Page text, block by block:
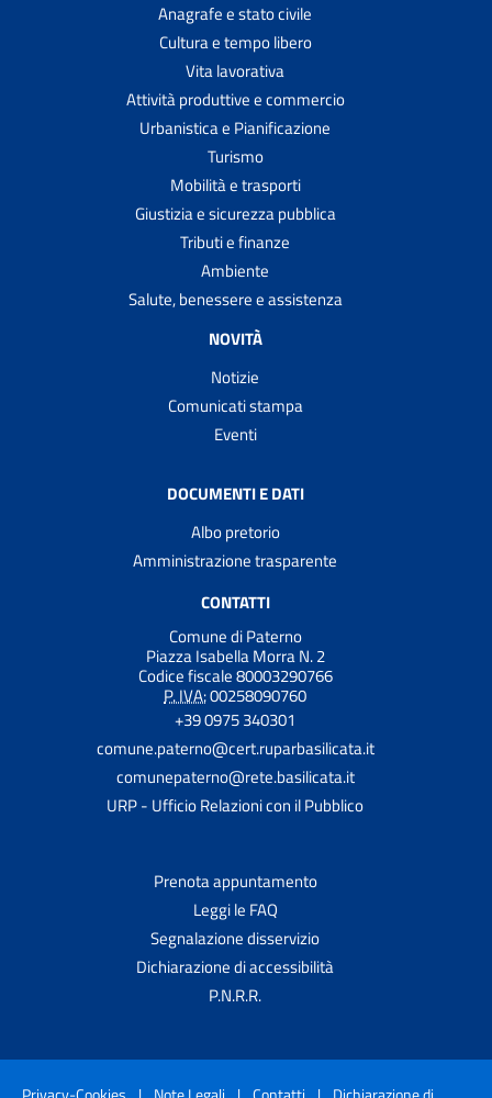
Anagrafe e stato civile
Cultura e tempo libero
Vita lavorativa
Attività produttive e commercio
Urbanistica e Pianificazione
Turismo
Mobilità e trasporti
Giustizia e sicurezza pubblica
Tributi e finanze
Ambiente
Salute, benessere e assistenza
NOVITÀ
Notizie
Comunicati stampa
Eventi
DOCUMENTI E DATI
Albo pretorio
Amministrazione trasparente
CONTATTI
Comune di Paterno
Piazza Isabella Morra N. 2
Codice fiscale 80003290766
P. IVA:00258090760
+39 0975 340301
comune.paterno@cert.ruparbasilicata.it
comunepaterno@rete.basilicata.it
URP - Ufficio Relazioni con il Pubblico
Prenota appuntamento
Leggi le FAQ
Segnalazione disservizio
Dichiarazione di accessibilità
P.N.R.R.